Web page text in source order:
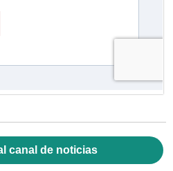
canal de noticias